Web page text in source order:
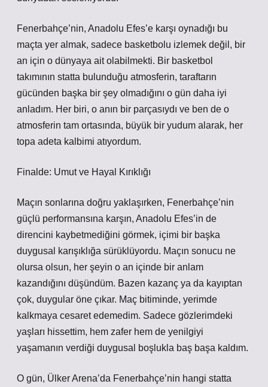
Fenerbahçe’nin, Anadolu Efes’e karşı oynadığı bu
maçta yer almak, sadece basketbolu izlemek değil, bir
an için o dünyaya ait olabilmekti. Bir basketbol
takımının statta bulunduğu atmosferin, taraftarın
gücünden başka bir şey olmadığını o gün daha iyi
anladım. Her biri, o anın bir parçasıydı ve ben de o
atmosferin tam ortasında, büyük bir yudum alarak, her
topa adeta kalbimi atıyordum.
Finalde: Umut ve Hayal Kırıklığı
Maçın sonlarına doğru yaklaşırken, Fenerbahçe’nin
güçlü performansına karşın, Anadolu Efes’in de
direncini kaybetmediğini görmek, içimi bir başka
duygusal karışıklığa sürüklüyordu. Maçın sonucu ne
olursa olsun, her şeyin o an içinde bir anlam
kazandığını düşündüm. Bazen kazanç ya da kayıptan
çok, duygular öne çıkar. Maç bitiminde, yerimde
kalkmaya cesaret edemedim. Sadece gözlerimdeki
yaşları hissettim, hem zafer hem de yenilgiyi
yaşamanın verdiği duygusal boşlukla baş başa kaldım.
O gün, Ülker Arena’da Fenerbahçe’nin hangi statta